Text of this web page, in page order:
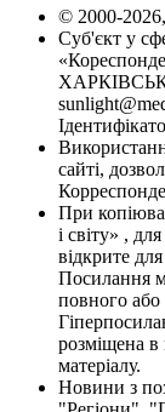
© 2000-
Суб'єкт у
сайті,
При
і світу» ,
відкрите
Посилання
повного або
розміщена в
матеріалу.
Новини з